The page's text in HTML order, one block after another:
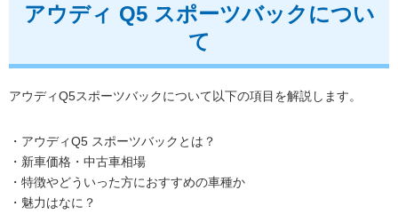
アウディ Q5 スポーツバックについ
て
アウディQ5スポーツバックについて以下の項目を解説します。
・アウディQ5 スポーツバックとは？
・新車価格・中古車相場
・特徴やどういった方におすすめの車種か
・魅力はなに？